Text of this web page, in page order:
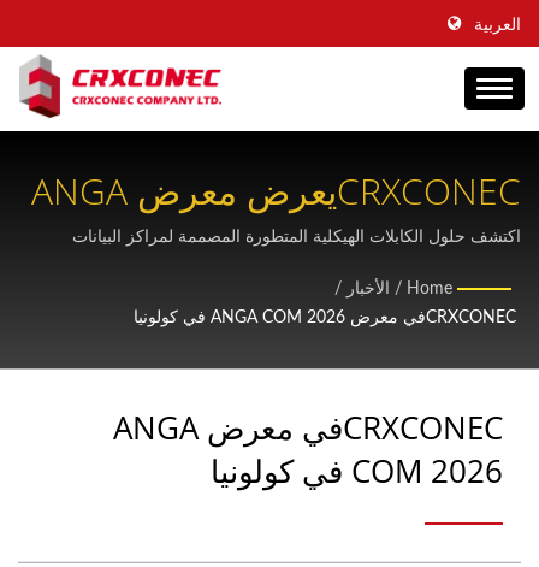
العربية
CRXCONECيعرض معرض ANGA
COM 2026 أحدث تقنيات كابلات
الألياف الضوئية
اكتشف حلول الكابلات الهيكلية المتطورة المصممة لمراكز البيانات
على منصة النطاق العريض الرائدة في أوروبا.
Home
/ الأخبار
/
CRXCONECفي معرض ANGA COM 2026 في كولونيا
CRXCONECفي معرض ANGA
COM 2026 في كولونيا